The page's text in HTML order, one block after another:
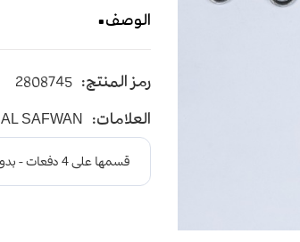
الوصف
رمز المنتج: 2808745
العلامات: AL SAFWAN